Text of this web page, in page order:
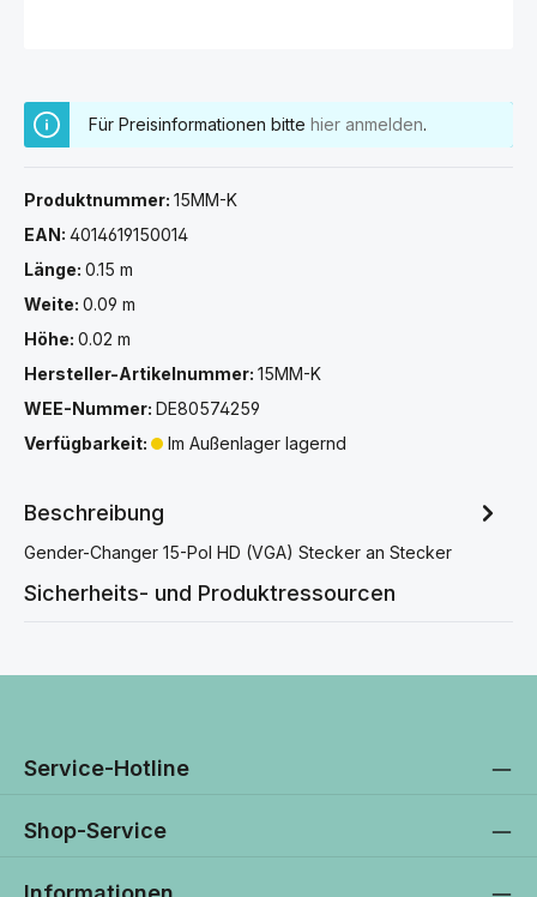
Für Preisinformationen bitte hier anmelden.
Produktnummer: 15MM-K
EAN: 4014619150014
Länge: 0.15 m
Weite: 0.09 m
Höhe: 0.02 m
Hersteller-Artikelnummer: 15MM-K
WEE-Nummer: DE80574259
Verfügbarkeit:
Im Außenlager lagernd
Beschreibung
Gender-Changer 15-Pol HD (VGA) Stecker an Stecker
Sicherheits- und Produktressourcen
Service-Hotline
Shop-Service